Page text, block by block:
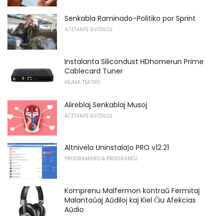
Senkabla Raminado-Politiko por Sprint
AĈETANTE GVIDILOJ
Instalanta Silicondust HDhomerun Prime
Cablecard Tuner
HEJMA TEATRO
Alireblaj Senkablaj Musoj
AĈETANTE GVIDILOJ
Altnivela Uninstalaĵo PRO v12.21
PROGRAMARO & PROGRAMOJ
Komprenu Malfermon kontraŭ Fermitaj
Malantaŭaj Aŭdiloj kaj Kiel Ĉiu Afekcias
Aŭdio